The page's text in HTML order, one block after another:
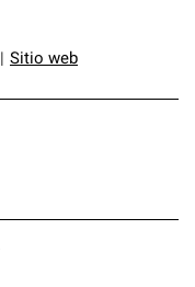
Sitio web